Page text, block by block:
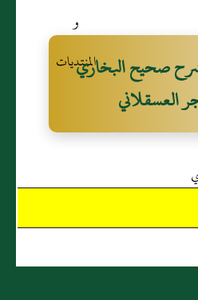
صحيح البخاري
العسقلاني